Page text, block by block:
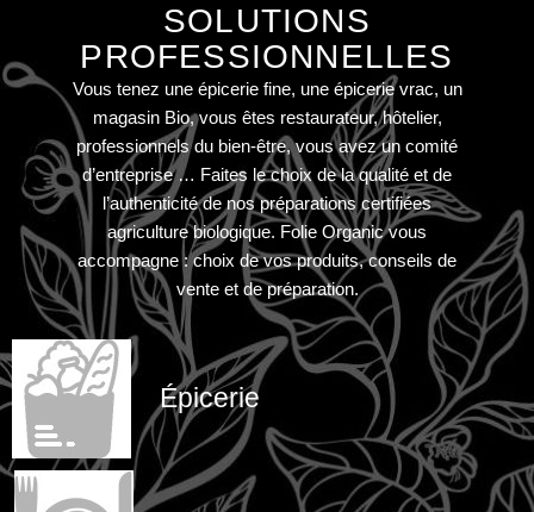
SOLUTIONS
PROFESSIONNELLES
Vous tenez une épicerie fine, une épicerie vrac, un
magasin Bio, vous êtes restaurateur, hôtelier,
professionnels du bien-être, vous avez un comité
d’entreprise … Faites le choix de la qualité et de
l’authenticité de nos préparations certifiées
agriculture biologique. Folie Organic vous
accompagne : choix de vos produits, conseils de
vente et de préparation.
Épicerie